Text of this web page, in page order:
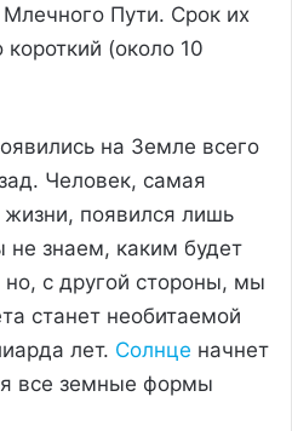
Пути. Срок их
(около 10
на Земле всего
Человек, самая
появился лишь
знаем, каким будет
с другой стороны, мы
станет необитаемой
лет. Солнце начнет
все земные формы